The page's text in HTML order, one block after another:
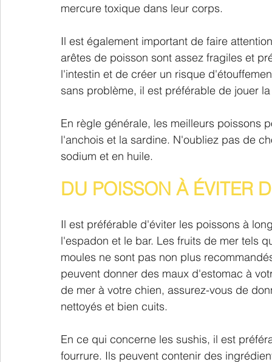
mercure toxique dans leur corps.
Il est également important de faire
arêtes de poisson sont assez fragiles et
l'intestin et de créer un risque
sans problème, il est préférable de jouer
En règle générale, les meilleurs poissons
l'anchois et la sardine. N'oubliez pas de
sodium et en huile.
DU POISSON À ÉVITER
Il est préférable d'éviter les poissons à
l'espadon et le bar. Les fruits de mer tels
moules ne sont pas non plus
peuvent donner des maux d'estomac à
de mer à votre chien, assurez-vous de
nettoyés et bien cuits.
En ce qui concerne les sushis, il est
fourrure. Ils peuvent contenir des